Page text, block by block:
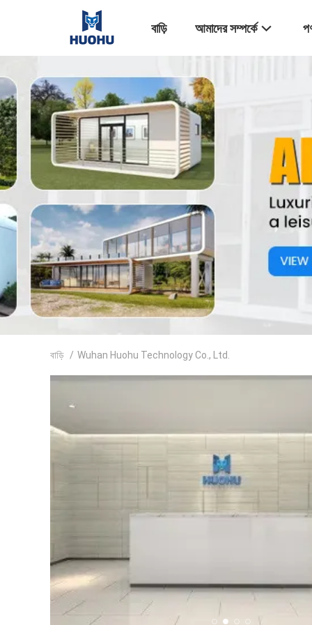
বাড়ি আমাদের সম্পর্কে
বাড়ি / Wuhan Huohu Technology Co., Ltd.